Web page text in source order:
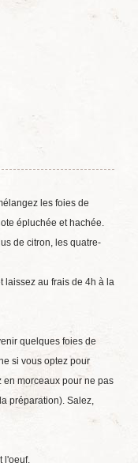
les foies de
épluchée et hachée.
de citron, les quatre-
laissez au frais de 4h à la
quelques foies de
si vous optez pour
morceaux pour ne pas
préparation). Salez,
l'oeuf.